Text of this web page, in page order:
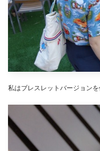
私はブレスレットバージョン